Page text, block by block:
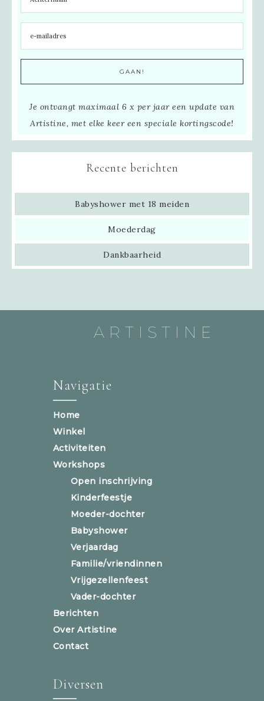
Je ontvangt maximaal 6 x per jaar een update van
Artistine, met elke keer een speciale kortingscode!
Recente berichten
Babyshower met 18 meiden
Moederdag
Dankbaarheid
ARTISTINE
Navigatie
Home
Winkel
Activiteiten
Workshops
Open inschrijving
Kinderfeestje
Moeder-dochter
Babyshower
Verjaardag
Familie/vriendinnen
Vrijgezellenfeest
Vader-dochter
Berichten
Over Artistine
Contact
Diversen